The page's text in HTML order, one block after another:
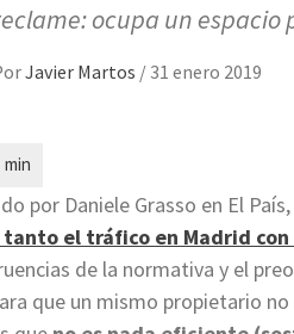
ocupa un
Javier Martos / 31 enero 2019
por Daniele Grasso en El
el tráfico en Madrid
de la normativa y el
que un mismo propietario